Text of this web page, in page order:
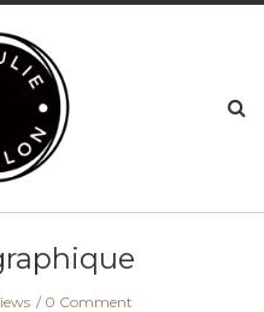
0 Comment